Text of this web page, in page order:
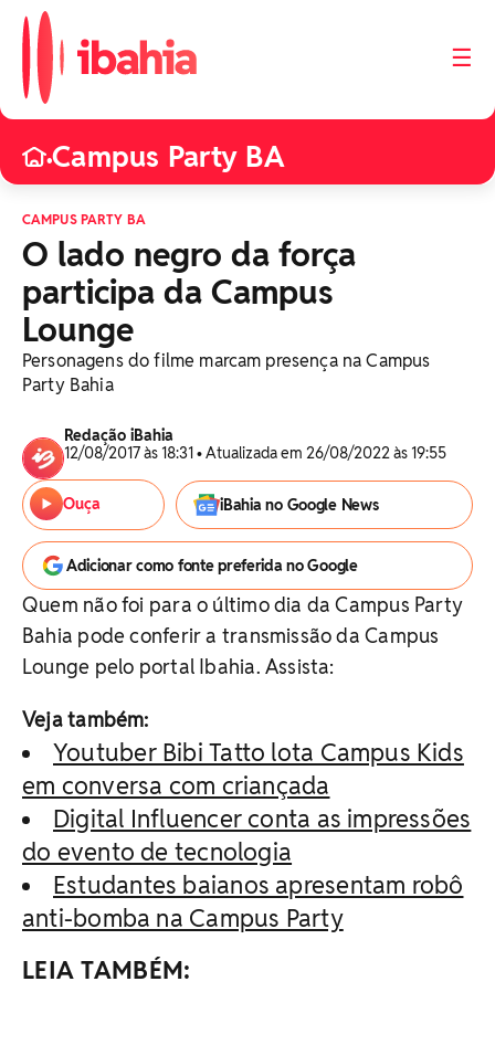
☰
•Campus Party BA
CAMPUS PARTY BA
O lado negro da força
participa da Campus
Lounge
Personagens do filme marcam presença na Campus
Party Bahia
Redação iBahia
12/08/2017 às 18:31 • Atualizada em 26/08/2022 às 19:55
Ouça iBahia no Google News
Adicionar como fonte preferida no Google
Quem não foi para o último dia da Campus Party
Bahia pode conferir a transmissão da Campus
Lounge pelo portal Ibahia. Assista:
Veja também:
Youtuber Bibi Tatto lota Campus Kids
em conversa com criançada
Digital Influencer conta as impressões
do evento de tecnologia
Estudantes baianos apresentam robô
anti-bomba na Campus Party
LEIA TAMBÉM: